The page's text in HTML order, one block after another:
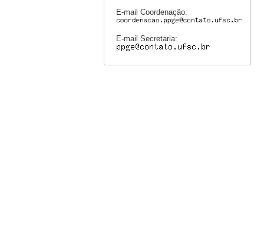
E-mail Coordenação:
E-mail Secretaria: